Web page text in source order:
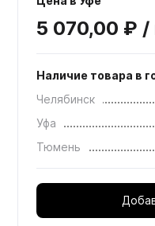
5 070,00 ₽ /
Наличие товара в
Челябинск
Уфа
Тюмень